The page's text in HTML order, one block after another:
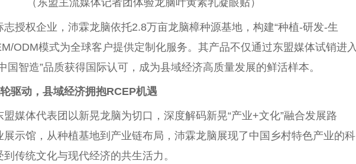
（东盟主流媒体记者团体验龙脑叶黄素乳凝眼贴）
志授权企业，沛霖龙脑依托2.8万亩龙脑樟种源基地，构建“种植-研发-生
ODM模式为全球客户提供定制化服务。其产品不仅通过东盟媒体试销进入
国 智造”品质获得国际认可，成为县域经济高质量发展的鲜活样本。
驱动，县域经济拥抱RCEP机遇
盟媒体代表团以新晃龙脑为切口，深度解码新晃“产业+文化”融合发展路
示馆，从种植基地到产业链布局，沛霖龙脑展现了中国 乡村特色产业的科
传统文化与现代经济的共生活力。